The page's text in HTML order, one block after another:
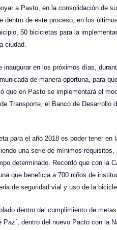
a Pasto, en la consolidación de
dentro de este proceso, en los
50 bicicletas para la
ciudad.
en los próximos días,
de manera oportuna, para
que en Pasto se implementará el
Transporte, el Banco de Desarrollo
para el año 2018 es poder tener en
una serie de mínimos requisitos,
determinado. Recordó que con la
que beneficia a 700 niños de
de seguridad vial y uso de la
dentro del cumplimiento de
dentro del nuevo Pacto con la